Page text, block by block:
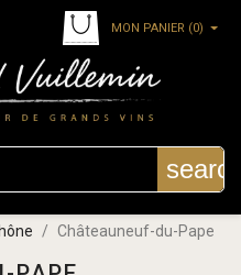
MON PANIER (0)
Châteauneuf-du-Pape